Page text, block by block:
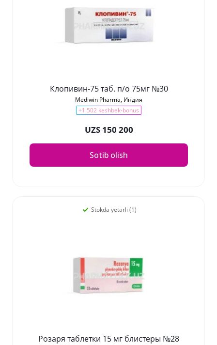
Клопивин-75 таб. п/о 75мг №30
Mediwin Pharma, Индия
+1 502 keshbek-bonus
UZS 150 200
Sotib olish
Stokda yetarli (1)
Розаря таблетки 15 мг блистеры №28